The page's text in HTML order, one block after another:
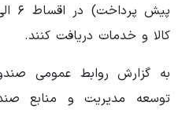
کالا و خدمات دریافت کنند.
به گزارش روابط عمومی
توسعه مدیریت و منابع